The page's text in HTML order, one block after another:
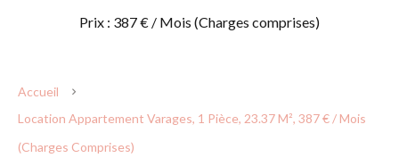
Prix : 387 € / Mois (Charges comprises)
Accueil
Location Appartement Varages, 1 Pièce, 23.37 M², 387 € / Mois
(Charges Comprises)